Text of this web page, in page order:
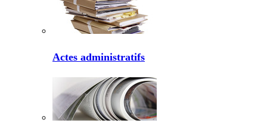
Actes administratifs